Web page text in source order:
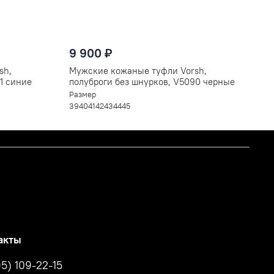
синие
9 900 ₽
Мужские кожаные туфли Vorsh,
полуброги без шнурков, V5090 черные
Размер
39404142434445
109-22-15